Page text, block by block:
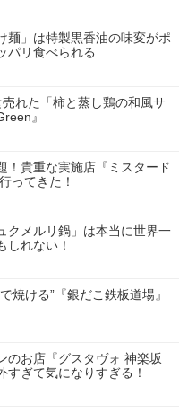
麺」は特製黒香油の味変がポ
パリ食べられる
れた「柿と蒸し鶏の和風サ
』
！貴重な実施店『ミスタード
ってきた！
クメルリ鍋」は本当に世界一
しれない！
焼ける”『銀だこ鉄板道場』
のお店『グスタヴォ 神楽坂
すぎて気になりすぎる！